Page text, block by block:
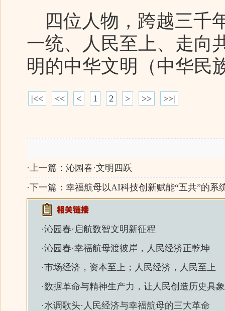
四位人物，跨越三千
一统、人民至上、走向
明的中华文明（中华民
|<< << < 1 2 > >> >>|
·上一篇： 沁园春·文明四跃
·下一篇： 幸福航母以AI科技创新赋能“五共”的系
·沁园春·启航数智文明新征程
·沁园春·幸福航母渡彼岸，人民经济正乾坤
·市场经济，资本至上；人民经济，人民至上
·数据革命与精神生产力，让人民创造历史具
·水调歌头·人民经济与幸福航母的三大革命